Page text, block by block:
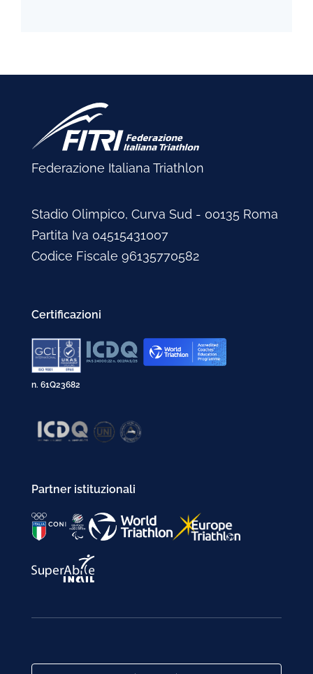
Federazione Italiana Triathlon
Stadio Olimpico, Curva Sud - 00135 Roma
Partita Iva 04515431007
Codice Fiscale 96135770582
Certificazioni
n. 61Q23682
Partner istituzionali